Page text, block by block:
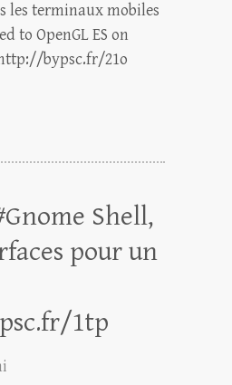
les terminaux mobiles
to OpenGL ES on
bypsc.fr/21o
Shell,
pour un
1tp